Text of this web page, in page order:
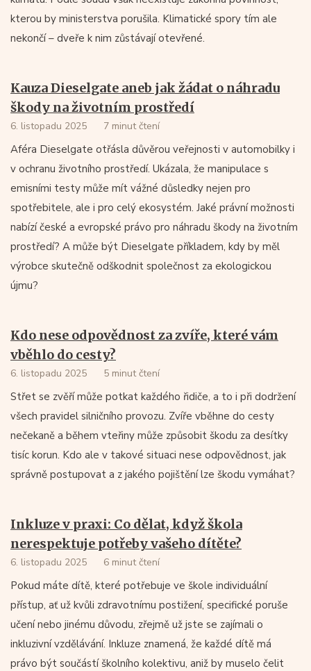
kterou by ministerstva porušila. Klimatické spory tím ale
nekončí – dveře k nim zůstávají otevřené.
Kauza Dieselgate aneb jak žádat o náhradu
škody na životním prostředí
6. listopadu 2025 7 minut čtení
Aféra Dieselgate otřásla důvěrou veřejnosti v automobilky i
v ochranu životního prostředí. Ukázala, že manipulace s
emisními testy může mít vážné důsledky nejen pro
spotřebitele, ale i pro celý ekosystém. Jaké právní možnosti
nabízí české a evropské právo pro náhradu škody na životním
prostředí? A může být Dieselgate příkladem, kdy by měl
výrobce skutečně odškodnit společnost za ekologickou
újmu?
Kdo nese odpovědnost za zvíře, které vám
vběhlo do cesty?
6. listopadu 2025 5 minut čtení
Střet se zvěří může potkat každého řidiče, a to i při dodržení
všech pravidel silničního provozu. Zvíře vběhne do cesty
nečekaně a během vteřiny může způsobit škodu za desítky
tisíc korun. Kdo ale v takové situaci nese odpovědnost, jak
správně postupovat a z jakého pojištění lze škodu vymáhat?
Inkluze v praxi: Co dělat, když škola
nerespektuje potřeby vašeho dítěte?
6. listopadu 2025 6 minut čtení
Pokud máte dítě, které potřebuje ve škole individuální
přístup, ať už kvůli zdravotnímu postižení, specifické poruše
učení nebo jinému důvodu, zřejmě už jste se zajímali o
inkluzivní vzdělávání. Inkluze znamená, že každé dítě má
právo být součástí školního kolektivu, aniž by muselo čelit